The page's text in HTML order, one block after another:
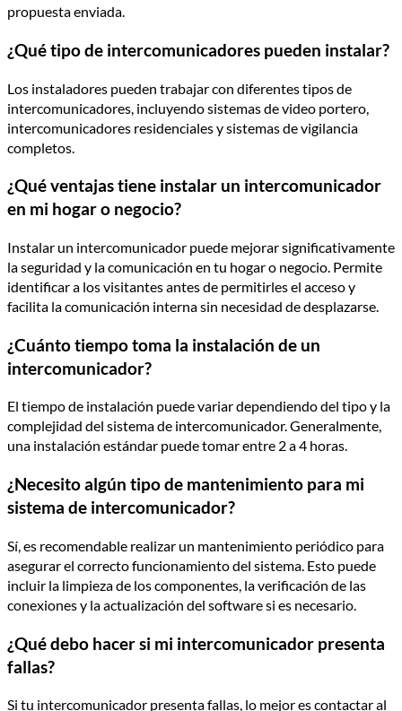
propuesta enviada.
¿Qué tipo de intercomunicadores pueden instalar?
Los instaladores pueden trabajar con diferentes tipos de
intercomunicadores, incluyendo sistemas de video portero,
intercomunicadores residenciales y sistemas de vigilancia
completos.
¿Qué ventajas tiene instalar un intercomunicador
en mi hogar o negocio?
Instalar un intercomunicador puede mejorar significativamente
la seguridad y la comunicación en tu hogar o negocio. Permite
identificar a los visitantes antes de permitirles el acceso y
facilita la comunicación interna sin necesidad de desplazarse.
¿Cuánto tiempo toma la instalación de un
intercomunicador?
El tiempo de instalación puede variar dependiendo del tipo y la
complejidad del sistema de intercomunicador. Generalmente,
una instalación estándar puede tomar entre 2 a 4 horas.
¿Necesito algún tipo de mantenimiento para mi
sistema de intercomunicador?
Sí, es recomendable realizar un mantenimiento periódico para
asegurar el correcto funcionamiento del sistema. Esto puede
incluir la limpieza de los componentes, la verificación de las
conexiones y la actualización del software si es necesario.
¿Qué debo hacer si mi intercomunicador presenta
fallas?
Si tu intercomunicador presenta fallas, lo mejor es contactar al